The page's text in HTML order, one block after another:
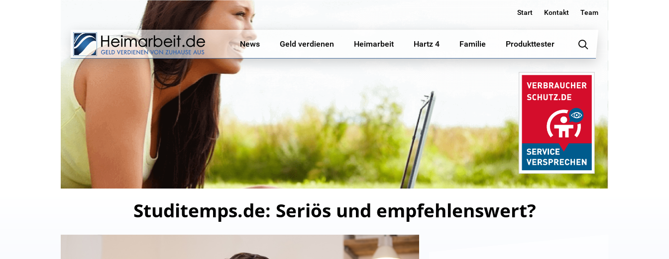
Start Kontakt Team
News Geld verdienen Heimarbeit Hartz 4 Familie Produkttester
Studitemps.de: Seriös und empfehlenswert?